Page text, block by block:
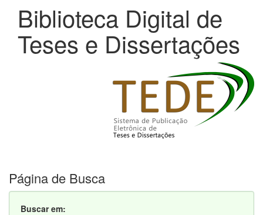
Biblioteca Digital de
Teses e Dissertações
Página de Busca
Buscar em: